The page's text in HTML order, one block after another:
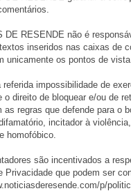
DE RESENDE não é
inseridos nas caixas de
unicamente os pontos de
referida impossibilidade de
o direito de bloquear e/ou de
as regras que defende para o
incitador à
homofóbico.
são incentivados a
Privacidade que podem ser
p/